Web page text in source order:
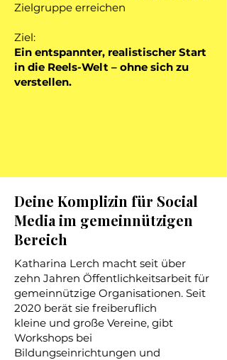
Zielgruppe erreichen
Ziel:
Ein entspannter, realistischer Start
in die Reels-Welt – ohne sich zu
verstellen.
Deine Komplizin für Social
Media im gemeinnützigen
Bereich
Katharina Lerch macht seit über
zehn Jahren Öffentlichkeitsarbeit für
gemeinnützige Organisationen. Seit
2020 berät sie freiberuflich
kleine und große Vereine, gibt
Workshops bei
Bildungseinrichtungen und